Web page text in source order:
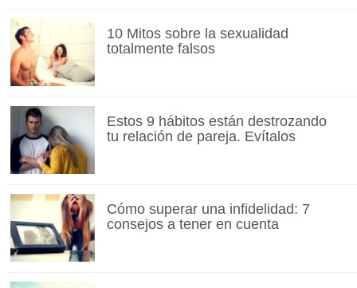
10 Mitos sobre la sexualidad
totalmente falsos
Estos 9 hábitos están destrozando
tu relación de pareja. Evítalos
Cómo superar una infidelidad: 7
consejos a tener en cuenta